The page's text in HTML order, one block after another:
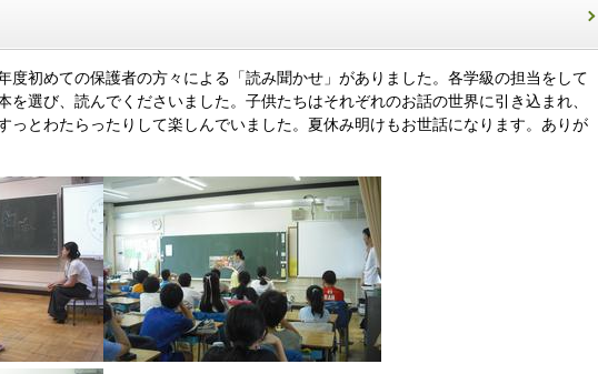
度初めての保護者の方々による「読み聞かせ」がありました。各学級の担当をして
を選び、読んでくださいました。子供たちはそれぞれのお話の世界に引き込まれ、
っとわたらったりして楽しんでいました。夏休み明けもお世話になります。ありが